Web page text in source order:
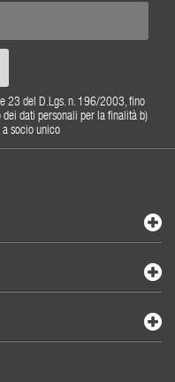
23 del D.Lgs. n. 196/2003, fino
dati personali per la finalità b)
socio unico